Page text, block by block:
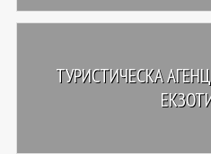
ТУРИСТИЧЕСКА